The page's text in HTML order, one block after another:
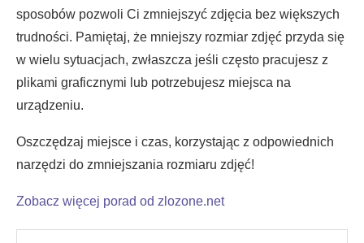
sposobów pozwoli Ci zmniejszyć zdjęcia bez większych
trudności. Pamiętaj, że mniejszy rozmiar zdjęć przyda się
w wielu sytuacjach, zwłaszcza jeśli często pracujesz z
plikami graficznymi lub potrzebujesz miejsca na
urządzeniu.
Oszczędzaj miejsce i czas, korzystając z odpowiednich
narzędzi do zmniejszania rozmiaru zdjęć!
Zobacz więcej porad od zlozone.net